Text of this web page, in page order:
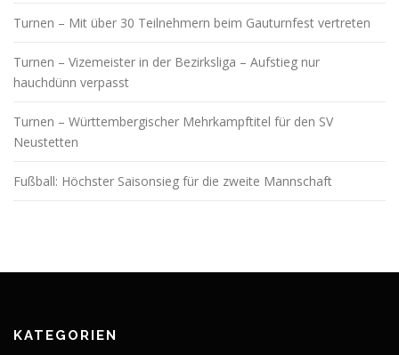
Turnen – Mit über 30 Teilnehmern beim Gauturnfest vertreten
Turnen – Vizemeister in der Bezirksliga – Aufstieg nur
hauchdünn verpasst
Turnen – Württembergischer Mehrkampftitel für den SV
Neustetten
Fußball: Höchster Saisonsieg für die zweite Mannschaft
KATEGORIEN